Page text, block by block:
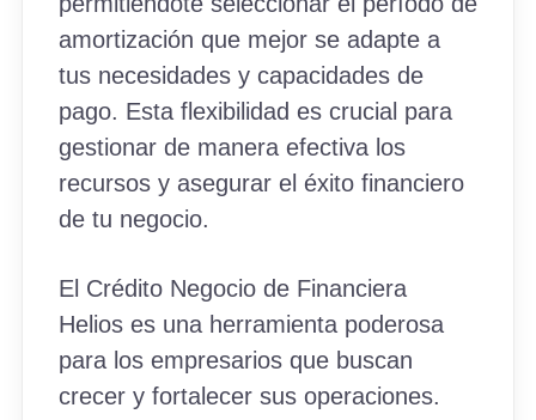
amortización que mejor se adapte a
tus necesidades y capacidades de
pago. Esta flexibilidad es crucial para
gestionar de manera efectiva los
recursos y asegurar el éxito financiero
de tu negocio.
El Crédito Negocio de Financiera
Helios es una herramienta poderosa
para los empresarios que buscan
crecer y fortalecer sus operaciones.